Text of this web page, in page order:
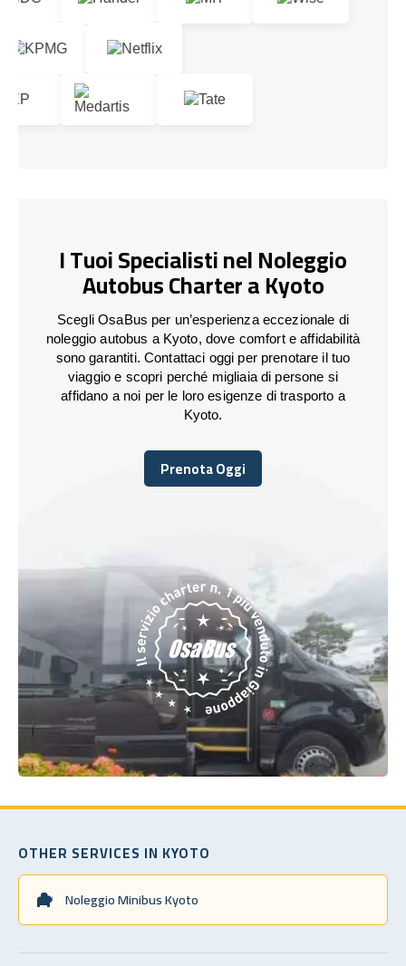
I Tuoi Specialisti nel Noleggio
Autobus Charter a Kyoto
Scegli OsaBus per un’esperienza eccezionale di
noleggio autobus a Kyoto, dove comfort e affidabilità
sono garantiti. Contattaci oggi per prenotare il tuo
viaggio e scopri perché migliaia di persone si
affidano a noi per le loro esigenze di trasporto a
Kyoto.
Prenota Oggi
Prenota Oggi
OTHER SERVICES IN KYOTO
Noleggio Minibus Kyoto